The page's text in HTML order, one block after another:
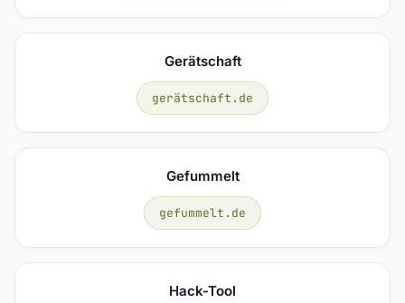
Gerätschaft
gerätschaft.de
Gefummelt
gefummelt.de
Hack-Tool